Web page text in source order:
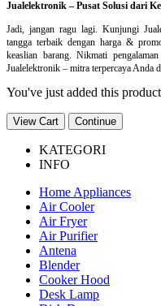
Jualelektronik – Pusat Solusi dari
Jadi, jangan ragu lagi. Kunjungi
tangga terbaik dengan harga &
keaslian barang. Nikmati
Jualelektronik – mitra terpercaya Anda
You've just added this
View Cart Continue
KATEGORI
INFO
Home Appliances
Air Cooler
Air Fryer
Air Purifier
Antena
Blender
Cooker Hood
Desk Lamp